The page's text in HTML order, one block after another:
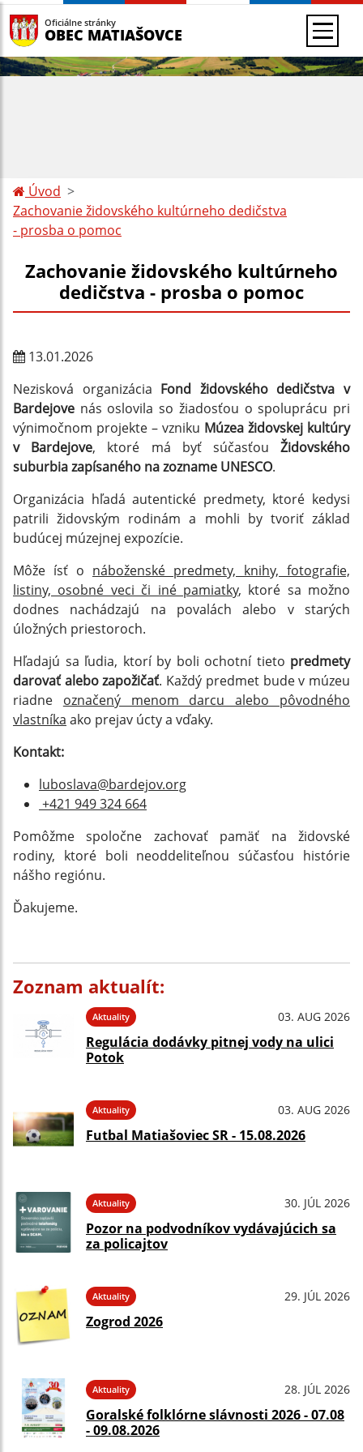
Oficiálne stránky
OBEC MATIAŠOVCE
Úvod
Zachovanie židovského kultúrneho dedičstva
- prosba o pomoc
Zachovanie židovského kultúrneho
dedičstva - prosba o pomoc
13.01.2026
Nezisková organizácia Fond židovského dedičstva v
Bardejove nás oslovila so žiadosťou o spoluprácu pri
výnimočnom projekte – vzniku Múzea židovskej kultúry
v Bardejove, ktoré má byť súčasťouŽidovského
suburbia zapísaného na zozname UNESCO.
Organizácia hľadá autentické predmety, ktoré kedysi
patrili židovským rodinám a mohli by tvoriť základ
budúcej múzejnej expozície.
Môže ísť o náboženské predmety, knihy, fotografie,
listiny, osobné veci či iné pamiatky, ktoré sa možno
dodnes nachádzajú na povalách alebo v starých
úložných priestoroch.
Hľadajú sa ľudia, ktorí by boli ochotní tieto predmety
darovať alebo zapožičať. Každý predmet bude v múzeu
riadne označený menom darcu alebo pôvodného
vlastníka ako prejav úcty a vďaky.
Kontakt:
luboslava@bardejov.org
+421 949 324 664
Pomôžme spoločne zachovať pamäť na židovské
rodiny, ktoré boli neoddeliteľnou súčasťou histórie
nášho regiónu.
Ďakujeme.
Zoznam aktualít:
Aktuality 03. AUG 2026
Regulácia dodávky pitnej vody na ulici
Potok
Aktuality 03. AUG 2026
Futbal Matiašoviec SR - 15.08.2026
Aktuality 30. JÚL 2026
Pozor na podvodníkov vydávajúcich sa
za policajtov
Aktuality 29. JÚL 2026
Zogrod 2026
Aktuality 28. JÚL 2026
Goralské folklórne slávnosti 2026 - 07.08
- 09.08.2026